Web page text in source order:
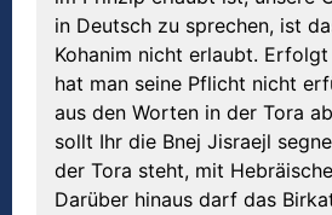
in Deutsch zu sprechen, ist
Kohanim nicht erlaubt.
hat man seine Pflicht nicht
aus den Worten in der Tora
sollt Ihr die Bnej Jisraejl
der Tora steht, mit
Darüber hinaus darf das